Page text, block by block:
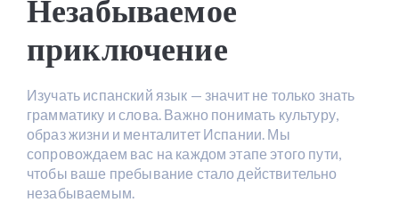
Незабываемое
приключение
Изучать испанский язык — значит не только знать
грамматику и слова. Важно понимать культуру,
образ жизни и менталитет Испании. Мы
сопровождаем вас на каждом этапе этого пути,
чтобы ваше пребывание стало действительно
незабываемым.